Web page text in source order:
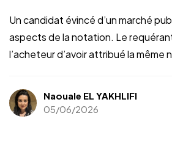
Un candidat évincé d’un marché
aspects de la notation. Le
l’acheteur d’avoir attribué la même
Naouale EL YAKHLIFI
05/06/2026